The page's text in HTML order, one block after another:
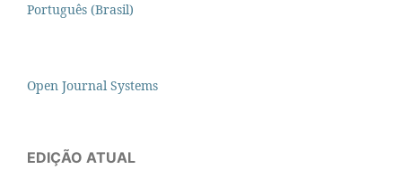
Português (Brasil)
Open Journal Systems
EDIÇÃO ATUAL